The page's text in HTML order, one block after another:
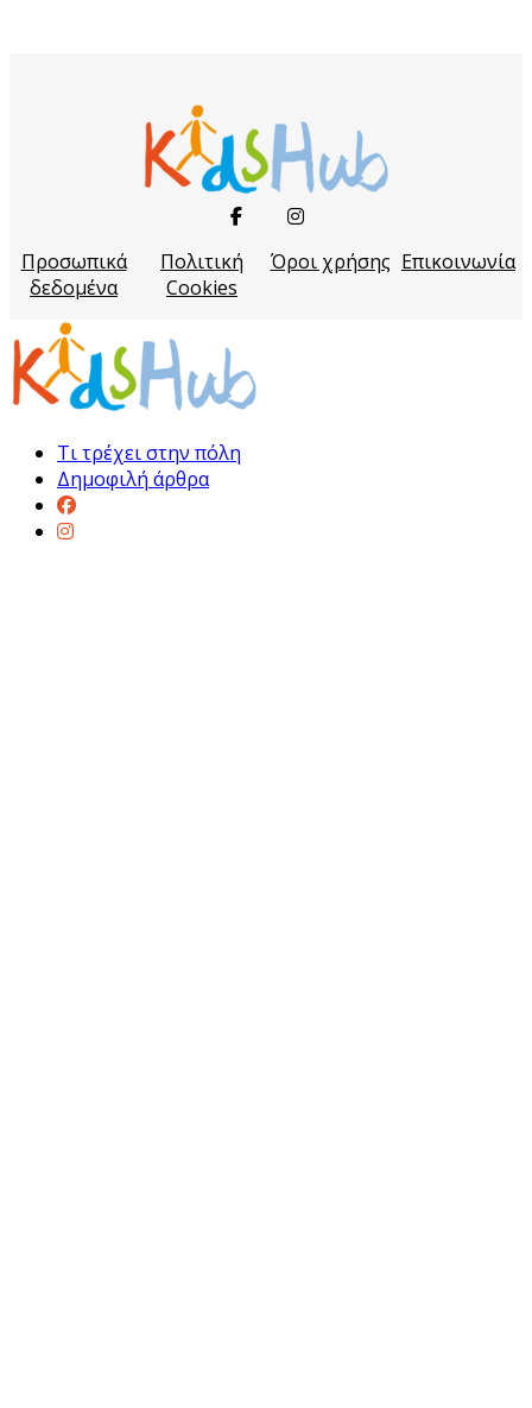
Προσωπικά
δεδομένα
Πολιτική
Cookies
Όροι χρήσης Επικοινωνία
Τι τρέχει στην πόλη
Δημοφιλή άρθρα